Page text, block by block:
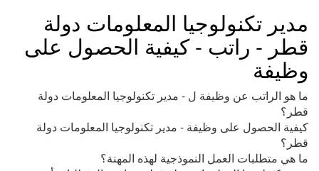
مدير تكنولوجيا المعلومات دولة
قطر - راتب - كيفية الحصول على
وظيفة
ما هو الراتب عن وظيفة ل - مدير تكنولوجيا المعلومات دولة
قطر؟
كيفية الحصول على وظيفة - مدير تكنولوجيا المعلومات دولة
قطر؟
ما هي متطلبات العمل النموذجية لهذه المهنة؟